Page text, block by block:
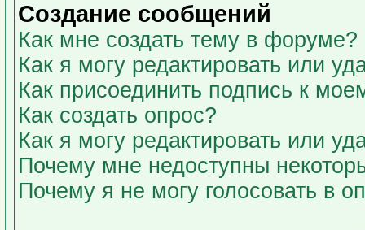
Создание сообщений
Как мне создать тему в форуме?
Как я могу редактировать или
Как присоединить подпись к
Как создать опрос?
Как я могу редактировать или
Почему мне недоступны
Почему я не могу голосовать в